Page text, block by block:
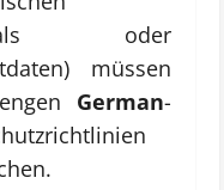
oder
müssen
German-